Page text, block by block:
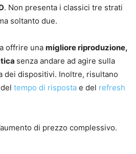
. Non presenta i classici tre strati
soltanto due.
offrire una migliore riproduzione,
senza andare ad agire sulla
dei dispositivi. Inoltre, risultano
tempo di risposta e del refresh
di prezzo complessivo.